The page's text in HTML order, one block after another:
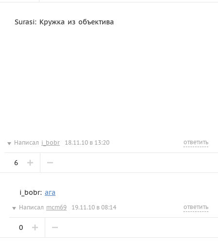
Surasi: Кружка из объектива
Написал i_bobr 18.11.10 в 13:20 ответить
6
i_bobr: ага
Написал mcm69 19.11.10 в 08:14 ответить
0